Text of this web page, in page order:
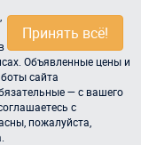
Принять всё!
Объявленные цены и
сайта
— с вашего
с
пожалуйста,